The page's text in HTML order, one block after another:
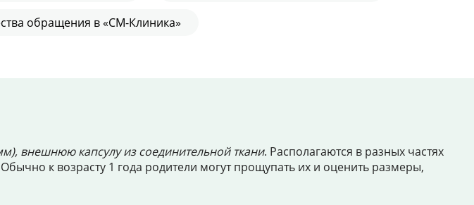
обращения в «СМ-Клиника»
внешнюю капсулу из соединительной ткани. Располагаются в разных частях
к возрасту 1 года родители могут прощупать их и оценить размеры,